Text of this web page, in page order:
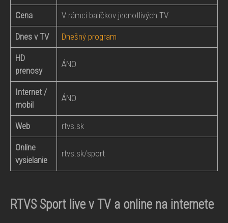
Cena V rámci balíčkov jednotlivých TV
Dnes v TV Dnešný program
HD
prenosy
ÁNO
Internet /
mobil
ÁNO
Web rtvs.sk
Online
vysielanie
rtvs.sk/sport
RTVS Sport live v TV a online na internete